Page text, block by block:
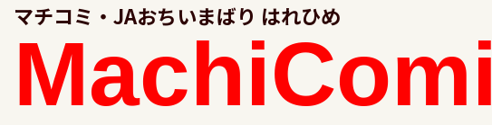
マチコミ・JAおちいまばり はれひめ
MachiComi